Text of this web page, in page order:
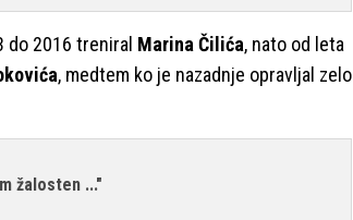
do 2016 treniral Marina Čilića, nato od leta
, medtem ko je nazadnje opravljal zelo
žalosten ..."